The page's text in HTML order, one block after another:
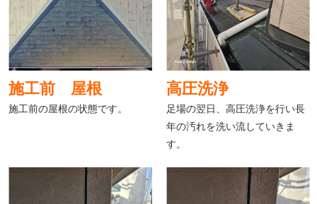
施工前 屋根
施工前の屋根の状態です。
高圧洗浄
足場の翌日、高圧洗浄を行い長
年の汚れを洗い流していきま
す。